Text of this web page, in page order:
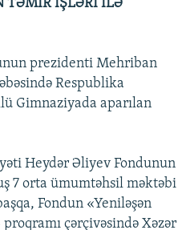
TƏMİR İŞLƏRİ İLƏ
prezidenti Mehriban
Respublika
Gimnaziyada aparılan
Heydər Əliyev Fondunun
7 orta ümumtəhsil məktəbi
Fondun «Yeniləşən
çərçivəsində Xəzər